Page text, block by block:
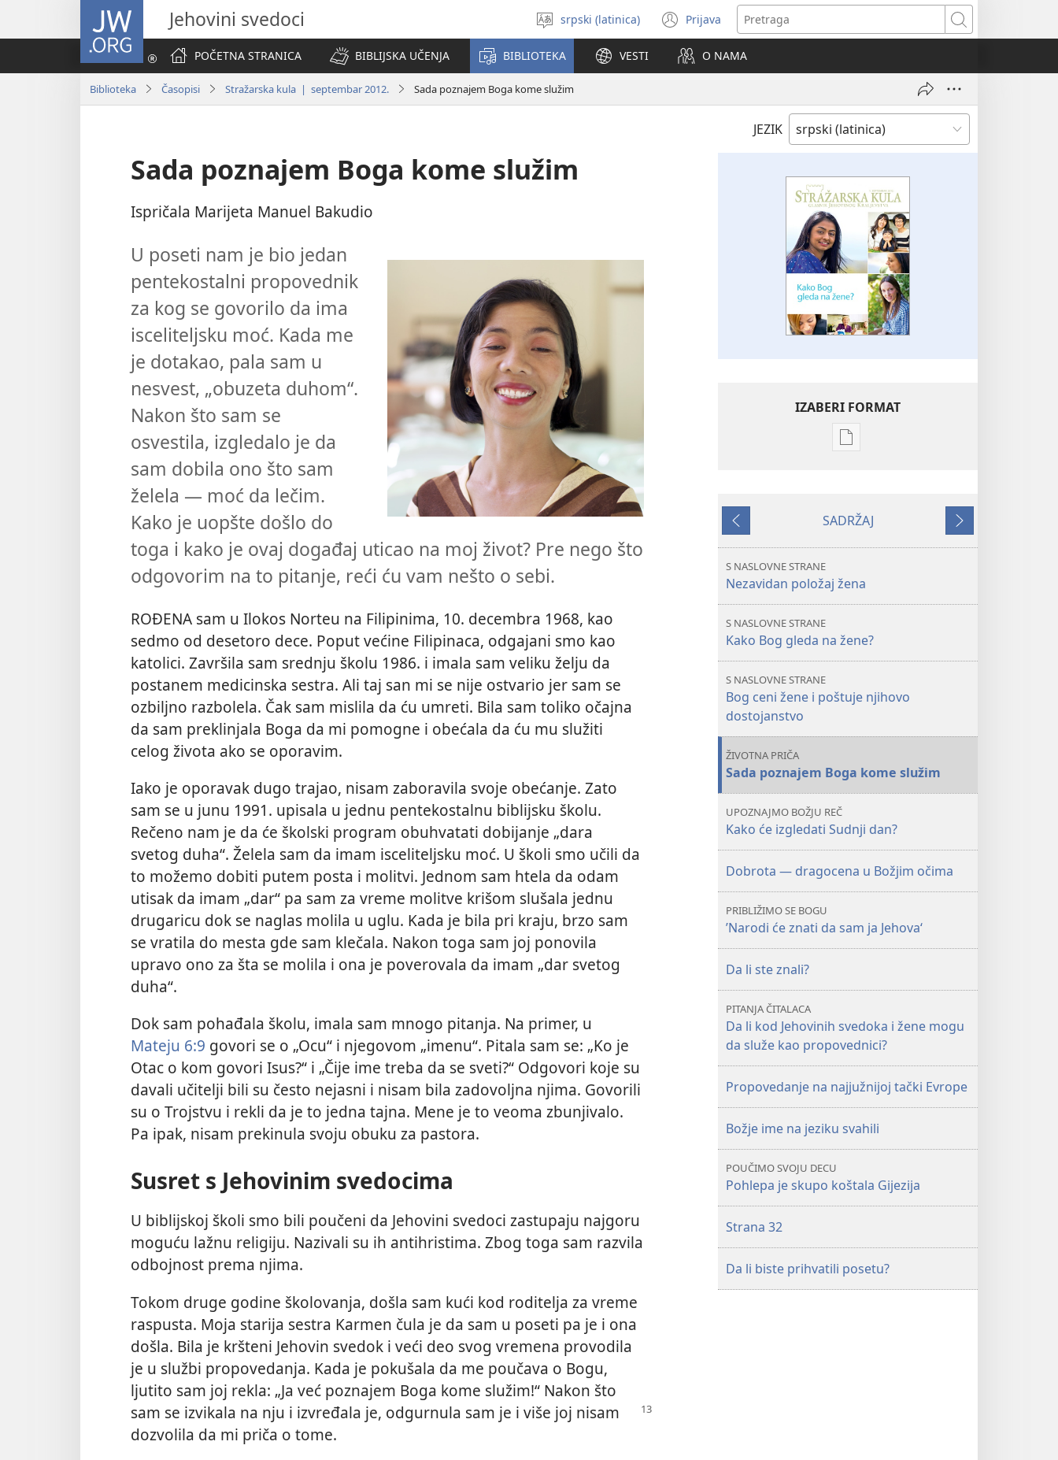
JW.ORG Jehovini svedoci
Izaberi
jezik
srpski (latinica) Prijava
(otvara
novi
prozor)
Pretraga
POČETNA STRANICA
BIBLIJSKA UČENJA BIBLIOTEKA VESTI O NAMA
Biblioteka Časopisi Stražarska kula | septembar 2012. Sada poznajem Boga kome služim
JEZIK
Sada poznajem Boga kome služim
Ispričala Marijeta Manuel Bakudio
U poseti nam je bio jedan
pentekostalni propovednik
za kog se govorilo da ima
isceliteljsku moć. Kada me
je dotakao, pala sam u
nesvest, „obuzeta duhom“.
Nakon što sam se
osvestila, izgledalo je da
sam dobila ono što sam
želela — moć da lečim.
Kako je uopšte došlo do
toga i kako je ovaj događaj uticao na moj život? Pre nego što
odgovorim na to pitanje, reći ću vam nešto o sebi.
ROĐENA sam u Ilokos Norteu na Filipinima, 10. decembra 1968, kao
sedmo od desetoro dece. Poput većine Filipinaca, odgajani smo kao
katolici. Završila sam srednju školu 1986. i imala sam veliku želju da
postanem medicinska sestra. Ali taj san mi se nije ostvario jer sam se
ozbiljno razbolela. Čak sam mislila da ću umreti. Bila sam toliko očajna
da sam preklinjala Boga da mi pomogne i obećala da ću mu služiti
celog života ako se oporavim.
Iako je oporavak dugo trajao, nisam zaboravila svoje obećanje. Zato
sam se u junu 1991. upisala u jednu pentekostalnu biblijsku školu.
Rečeno nam je da će školski program obuhvatati dobijanje „dara
svetog duha“. Želela sam da imam isceliteljsku moć. U školi smo učili da
to možemo dobiti putem posta i molitvi. Jednom sam htela da odam
utisak da imam „dar“ pa sam za vreme molitve krišom slušala jednu
drugaricu dok se naglas molila u uglu. Kada je bila pri kraju, brzo sam
se vratila do mesta gde sam klečala. Nakon toga sam joj ponovila
upravo ono za šta se molila i ona je poverovala da imam „dar svetog
duha“.
Dok sam pohađala školu, imala sam mnogo pitanja. Na primer, u
Mateju 6:9 govori se o „Ocu“ i njegovom „imenu“. Pitala sam se: „Ko je
Otac o kom govori Isus?“ i „Čije ime treba da se sveti?“ Odgovori koje su
davali učitelji bili su često nejasni i nisam bila zadovoljna njima. Govorili
su o Trojstvu i rekli da je to jedna tajna. Mene je to veoma zbunjivalo.
Pa ipak, nisam prekinula svoju obuku za pastora.
Susret s Jehovinim svedocima
U biblijskoj školi smo bili poučeni da Jehovini svedoci zastupaju najgoru
moguću lažnu religiju. Nazivali su ih antihristima. Zbog toga sam razvila
odbojnost prema njima.
Tokom druge godine školovanja, došla sam kući kod roditelja za vreme
raspusta. Moja starija sestra Karmen čula je da sam u poseti pa je i ona
došla. Bila je kršteni Jehovin svedok i veći deo svog vremena provodila
je u službi propovedanja. Kada je pokušala da me poučava o Bogu,
ljutito sam joj rekla: „Ja već poznajem Boga kome služim!“ Nakon što
sam se izvikala na nju i izvređala je, odgurnula sam je i više joj nisam
dozvolila da mi priča o tome.
IZABERI FORMAT
Formati
publikacija
Kako
na
Prethodno
SADRŽAJ
Sledeće
S NASLOVNE STRANE
Nezavidan položaj žena
S NASLOVNE STRANE
Kako Bog gleda na žene?
S NASLOVNE STRANE
Bog ceni žene i poštuje njihovo
dostojanstvo
ŽIVOTNA PRIČA
Sada poznajem Boga kome služim
UPOZNAJMO BOŽJU REČ
Kako će izgledati Sudnji dan?
Dobrota — dragocena u Božjim očima
PRIBLIŽIMO SE BOGU
’Narodi će znati da sam ja Jehova‘
Da li ste znali?
PITANJA ČITALACA
Da li kod Jehovinih svedoka i žene mogu
da služe kao propovednici?
Propovedanje na najjužnijoj tački Evrope
Božje ime na jeziku svahili
POUČIMO SVOJU DECU
Pohlepa je skupo koštala Gijezija
Strana 32
Da li biste prihvatili posetu?